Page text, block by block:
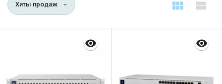
Хиты продаж